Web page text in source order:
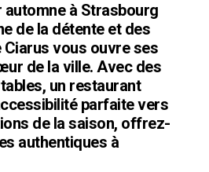
automne à Strasbourg
de la détente et des
vous ouvre ses
de la ville. Avec des
un restaurant
parfaite vers
de la saison, offrez-
authentiques à